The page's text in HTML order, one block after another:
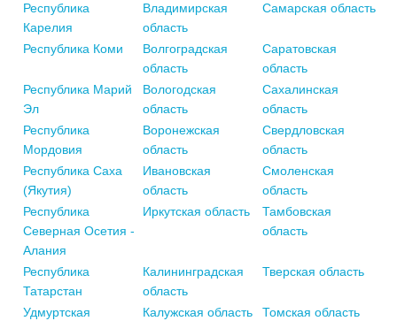
Республика
Карелия
Владимирская
область
Самарская область
Республика Коми
Волгоградская
область
Саратовская
область
Республика Марий
Эл
Вологодская
область
Сахалинская
область
Республика
Мордовия
Воронежская
область
Свердловская
область
Республика Саха
(Якутия)
Ивановская
область
Смоленская
область
Республика
Северная Осетия -
Алания
Иркутская область
Тамбовская
область
Республика
Татарстан
Калининградская
область
Тверская область
Удмуртская
Калужская область Томская область